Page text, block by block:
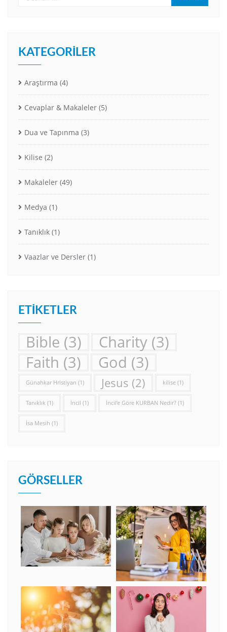
KATEGORILER
Araştırma (4)
Cevaplar & Makaleler (5)
Dua ve Tapınma (3)
Kilise (2)
Makaleler (49)
Medya (1)
Tanıklık (1)
Vaazlar ve Dersler (1)
ETIKETLER
Bible (3) Charity (3)
Faith (3) God (3)
Günahkar Hristiyan (1) Jesus (2) kilise (1)
Tanıklık (1) İncil (1) İncil’e Göre KURBAN Nedir? (1)
İsa Mesih (1)
GÖRSELLER